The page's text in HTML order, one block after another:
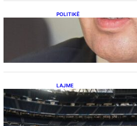
POLITIKË
Përplasja VV-LDK
Kërçeli i përgjigjet
aleancën me SHBA-
LAJME
Ish-mesfushori i Real
Argjentinës,shtrohet
problemeve me
e ardhshme